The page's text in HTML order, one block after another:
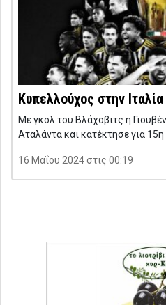
Κυπελλούχος στην
Με γκολ του Βλάχοβιτς η
Αταλάντα και κατέκτησε για
16 Μαΐου 2024 στις 00:19